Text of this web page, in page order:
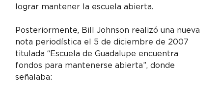
lograr mantener la escuela abierta.
Posteriormente, Bill Johnson realizó una nueva
nota periodística el 5 de diciembre de 2007
titulada “Escuela de Guadalupe encuentra
fondos para mantenerse abierta”, donde
señalaba: